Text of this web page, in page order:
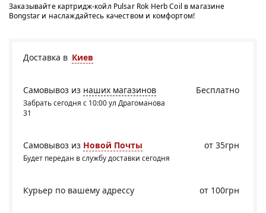
Заказывайте картридж-койл Pulsar Rok Herb Coil в магазине
Bongstar и наслаждайтесь качеством и комфортом!
Доставка в Киев
Бесплатно
Самовывоз из наших магазинов
Забрать сегодня с 10:00 ул Драгоманова
31
Самовывоз из Новой Почты
Будет передан в службу доставки сегодня
от 35грн
Курьер по вашему адрессу от 100грн